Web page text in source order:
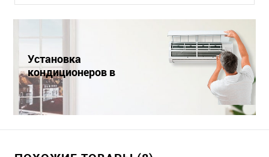
Установка
кондиционеров в
Краснодаре